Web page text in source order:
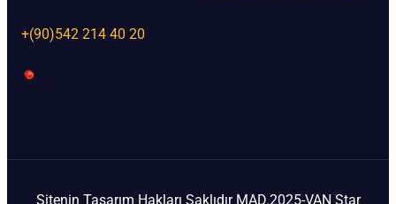
+(90)542 214 40 20
Sitenin Tasarım Hakları Saklıdır MAD.2025-VAN Star